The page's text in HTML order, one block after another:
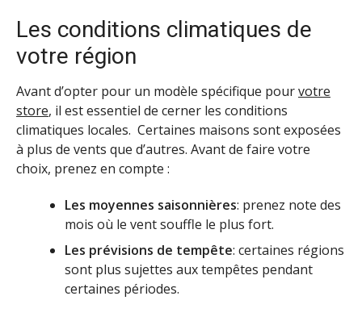
Les conditions climatiques de
votre région
Avant d’opter pour un modèle spécifique pourvotre
store, il est essentiel de cerner les conditions
climatiques locales. Certaines maisons sont exposées
à plus de vents que d’autres. Avant de faire votre
choix, prenez en compte :
Les moyennes saisonnières: prenez note des
mois où le vent souffle le plus fort.
Les prévisions de tempête: certaines régions
sont plus sujettes aux tempêtes pendant
certaines périodes.